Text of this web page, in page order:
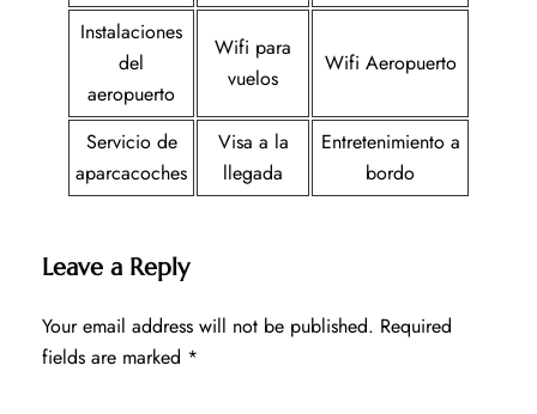
Instalaciones
del
aeropuerto
Wifi para
vuelos
Wifi Aeropuerto
Servicio de
aparcacoches
Visa a la
llegada
Entretenimiento a
bordo
Leave a Reply
Your email address will not be published. Required
fields are marked *